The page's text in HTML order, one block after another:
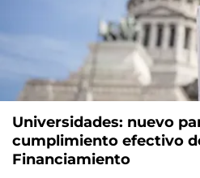
Universidades: nuevo
cumplimiento efectivo
Financiamiento